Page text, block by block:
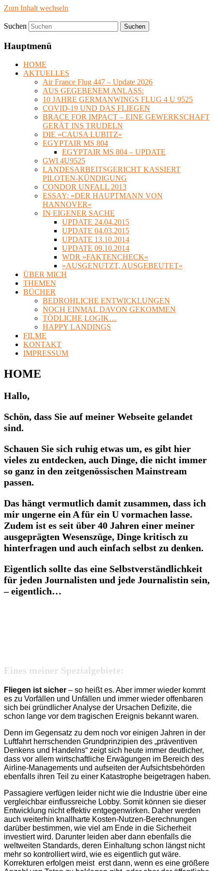
Zum Inhalt wechseln
timvanbeveren.de
Suchen
Hauptmenü
HOME
AKTUELLES
Air France Flug 447 – Update 2026
AUS GEGEBENEM ANLASS:
10 JAHRE GERMANWINGS FLUG 4 U 9525
COVID-19 UND DAS FLIEGEN
BRACE FOR IMPACT – EINE GEWERKSCHAFT
GERÄT INS TRUDELN
DIE »CAUSA LUBITZ«
EGYPTAIR MS 804
EGYPTAIR MS 804 – UPDATE
GWI 4U9525
LANDESARBEITSGERICHT KASSIERT
PILOTEN-KÜNDIGUNG
CONDOR UNFALL 2013
ESSAY: »DER HAUPTMANN VON
HANNOVER«
IN EIGENER SACHE
UPDATE 24.04.2015
UPDATE 04.03.2015
UPDATE 13.10.2014
UPDATE 09.10.2014
WDR »FAKTENCHECK«
»AUSGENUTZT, AUSGEBEUTET«
ÜBER MICH
THEMEN
BÜCHER
BEDROHLICHE ENTWICKLUNGEN
NOCH EINMAL DAVON GEKOMMEN
TÖDLICHE LOGIK…
HAPPY LANDINGS
FILME
KONTAKT
IMPRESSUM
HOME
Hallo,
Schön, dass Sie auf meiner Webseite gelandet
sind.
Schauen Sie sich ruhig etwas um, es gibt hier
vieles zu entdecken, auch Dinge, die nicht immer
so ganz in den zeitgenössischen Mainstream
passen.
Das hängt vermutlich damit zusammen, dass ich
mir ungerne ein A für ein U vormachen lasse.
Zudem ist es seit über 40 Jahren einer meiner
ausgeprägten Wesenszüge, Dinge kritisch zu
hinterfragen und auch einfach selbst zu denken.
Eigentlich sollte das eine Selbstverständlichkeit
für jeden Journalisten und jede Journalistin sein,
– eigentlich…
Eines meiner Spezialgebiete:
Fliegen ist sicher – so heißt es. Aber immer wieder kommt
es zu Vorfällen und Unfällen und immer wieder offenbaren
sich bei gründlicher Analyse der Ursachen Defizite, die
schon lange vor dem tragischen Ereignis bekannt waren.
Denn im Gegensatz zu dem noch vor einigen Jahren in der
Luftfahrt herrschenden Grundprinzipien des „präventiven
Denkens und Handelns“ zeigt sich heute immer deutlicher,
dass vor allem wirtschaftliche Erwägungen im Bereich des
Airline-Managements und aufseiten der Aufsichtsbehörden
ebenfalls ihren Teil zu einer Katastrophe beigetragen haben.
Passagiere verfügen leider nicht wie die Industrie über eine
vergleichbar einflussreiche Lobby. Somit können sie dieser
Entwicklung nicht effektiv entgegenwirken. Daher werden
auch weiterhin knallharte Kosten-Nutzen-Berechnungen
darüber bestimmen, wie viel am Ende in die Sicherheit
investiert wird. Darunter leiden aber dann ebenfalls die
weltweiten Standards, deren Einhaltung schon längst nicht
mehr so kontrolliert wird, wie es eigentlich gut wäre.
Korrekturen erfolgen meist erst dann, wenn es eine größere